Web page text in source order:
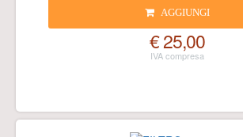
AGGIUNGI
€ 25,00